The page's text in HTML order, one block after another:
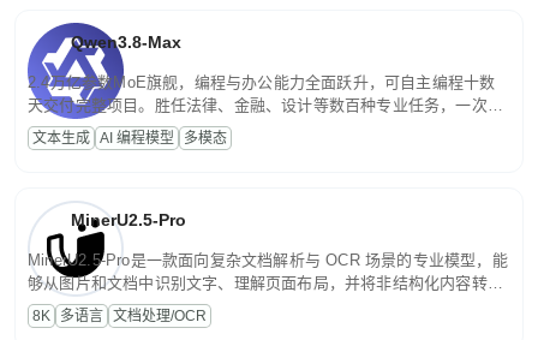
Qwen3.8-Max
2.4万亿参数MoE旗舰，编程与办公能力全面跃升，可自主编程十数
天交付完整项目。胜任法律、金融、设计等数百种专业任务，一次对
话端到端交付生产级成果。原生视觉理解贯穿规划、执行与验证全流
程，支持超长文档与长视频的深度语义解析。长程任务中自主规划与
文本生成 AI 编程模型 多模态
MinerU2.5-Pro
MinerU2.5-Pro是一款面向复杂文档解析与 OCR 场景的专业模型，能
够从图片和文档中识别文字、理解页面布局，并将非结构化内容转换
为便于存储、检索和二次处理的结构化结果。
8K 多语言 文档处理/OCR